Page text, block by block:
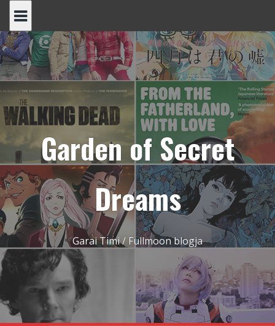
content
Garden of Secret
Dreams
Garai Timi / Fullmoon blogja